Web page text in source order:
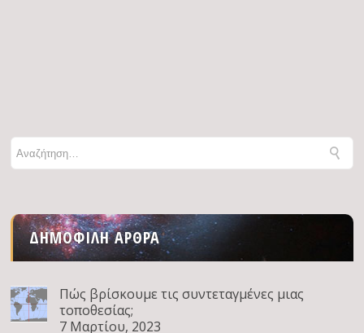
ΔΗΜΟΦΙΛΉ ΆΡΘΡΑ
Πώς βρίσκουμε τις συντεταγμένες μιας
τοποθεσίας;
7 Μαρτίου, 2023